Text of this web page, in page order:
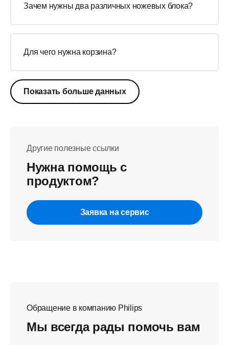
Зачем нужны два различных ножевых блока?
Для чего нужна корзина?
Показать больше данных
Другие полезные ссылки
Нужна помощь с
продуктом?
Заявка на сервис
Обращение в компанию Philips
Мы всегда рады помочь вам